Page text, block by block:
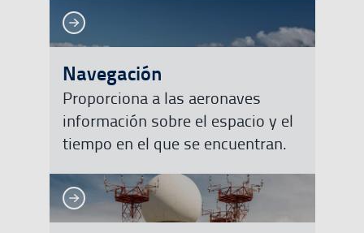
Ver más
Navegación
Proporciona a las aeronaves
información sobre el espacio y el
tiempo en el que se encuentran.
Ver más